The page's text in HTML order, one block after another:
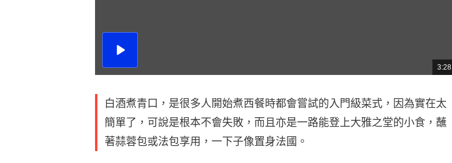
播
總
共
3:28
白酒煮青口，是很多人開始煮西餐時都會嘗試的入門級菜式，因為實在太
簡單了，可說是根本不會失敗，而且亦是一路能登上大雅之堂的小食，蘸
著蒜蓉包或法包享用，一下子像置身法國。